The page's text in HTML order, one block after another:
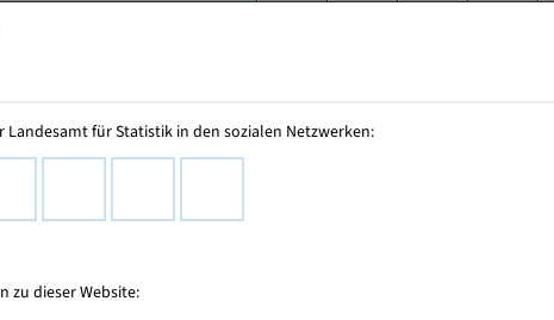
Landesamt für Statistik in den sozialen Netzwerken:
zu dieser Website: